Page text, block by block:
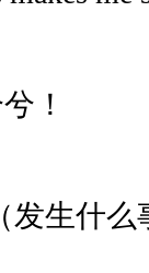
！
生什么